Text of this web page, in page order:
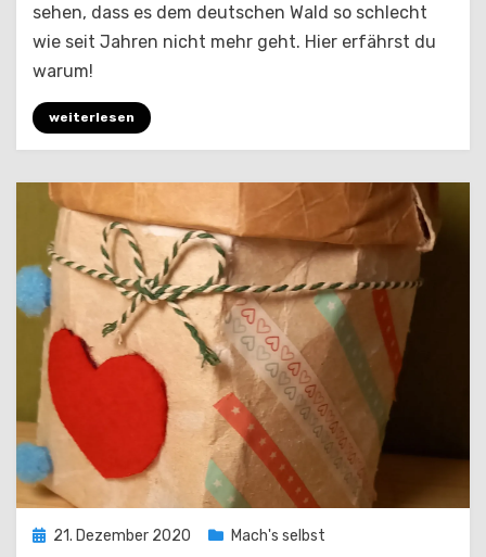
sehen, dass es dem deutschen Wald so schlecht
wie seit Jahren nicht mehr geht. Hier erfährst du
warum!
weiterlesen
Posted
21. Dezember 2020 Mach's selbst